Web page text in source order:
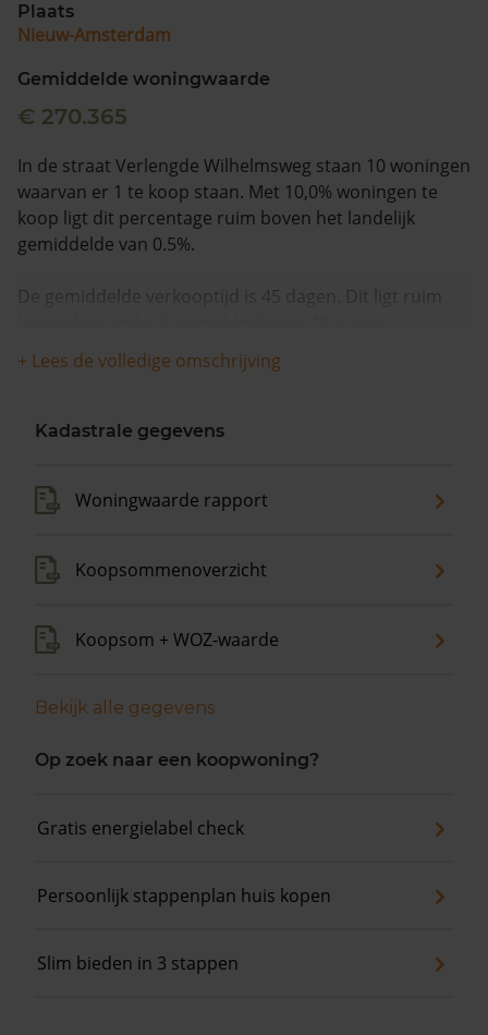
Plaats
Nieuw-Amsterdam
Gemiddelde woningwaarde
€ 270.365
In de straat Verlengde Wilhelmsweg staan 10 woningen
waarvan er 1 te koop staan. Met 10,0% woningen te
koop ligt dit percentage ruim boven het landelijk
gemiddelde van 0.5%.
De gemiddelde verkooptijd is 45 dagen. Dit ligt ruim
De gemiddelde huizenprijs is €458.000. De gemiddelde
de gemiddelde woningwaarde met 9,0% gestegen.
+ Lees de volledige omschrijving
Kadastrale gegevens
Woningwaarde rapport
Koopsommenoverzicht
Koopsom + WOZ-waarde
Bekijk alle gegevens
Op zoek naar een koopwoning?
Gratis energielabel check
Persoonlijk stappenplan huis kopen
Slim bieden in 3 stappen